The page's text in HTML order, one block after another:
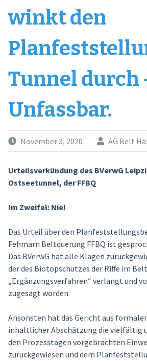
winkt den
Tunnel durch
Unfassbar.
November 3, 2020 AG Belt
Urteilsverkündung des BVerwG
Ostseetunnel, der FFBQ
Im Zweifel: Nie!
Das Urteil über den
Fehmarn Beltquerung FFBQ ist
Das BVerwG hat alle Klagen
der des Biotopschutzes der Riffe im
„Ergänzungsverfahren“ verlangt und
zugesagt worden.
Ansonsten hat das Gericht aus
inhaltlicher Abschätzung die vielfältig
den Prozesstagen vorgebrachten
zurückgewiesen und dem